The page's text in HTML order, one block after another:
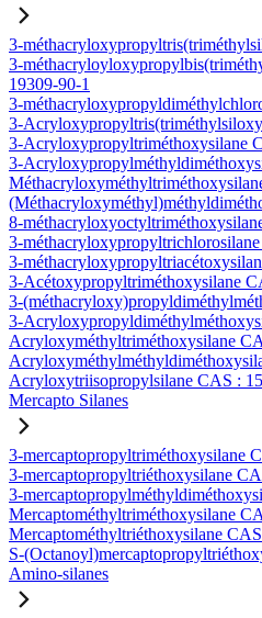
3-
3-
19309-90-1
3-
3-
3-Acryloxypropyltriméthoxysilane
3-
8-
3-
3-
3-Acétoxypropyltriméthoxysilane
3-
3-
Acryloxyméthyltriméthoxysilane
Acryloxytriisopropylsilane CAS :
Mercapto Silanes
3-mercaptopropyltriméthoxysilane
3-mercaptopropyltriéthoxysilane
3-
Mercaptométhyltriméthoxysilane
Mercaptométhyltriéthoxysilane
S-
Amino-silanes